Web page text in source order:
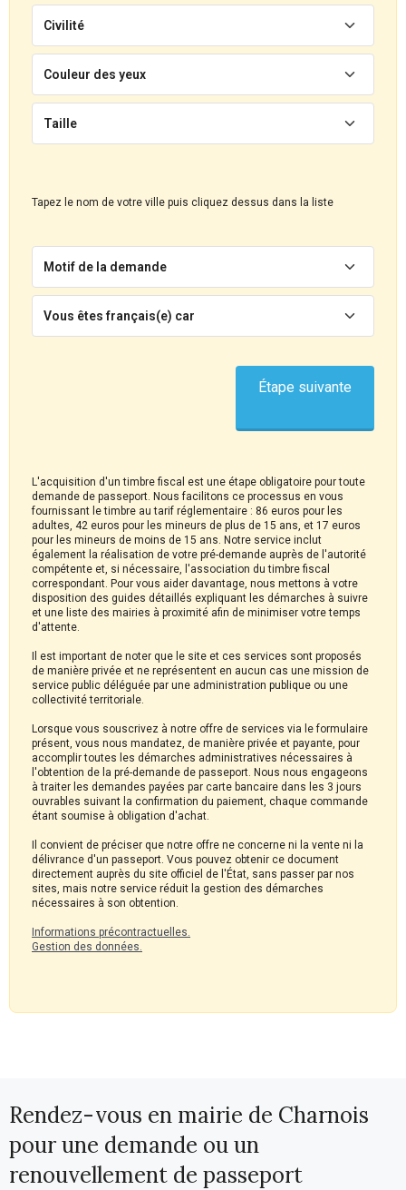
Civilité
Couleur des yeux
Taille
Tapez le nom de votre ville puis cliquez dessus dans la liste
Motif de la demande
Vous êtes français(e) car
L'acquisition d'un timbre fiscal est une étape obligatoire pour toute
demande de passeport. Nous facilitons ce processus en vous
fournissant le timbre au tarif réglementaire : 86 euros pour les
adultes, 42 euros pour les mineurs de plus de 15 ans, et 17 euros
pour les mineurs de moins de 15 ans. Notre service inclut
également la réalisation de votre pré-demande auprès de l'autorité
compétente et, si nécessaire, l'association du timbre fiscal
correspondant. Pour vous aider davantage, nous mettons à votre
disposition des guides détaillés expliquant les démarches à suivre
et une liste des mairies à proximité afin de minimiser votre temps
d'attente.
Il est important de noter que le site et ces services sont proposés
de manière privée et ne représentent en aucun cas une mission de
service public déléguée par une administration publique ou une
collectivité territoriale.
Lorsque vous souscrivez à notre offre de services via le formulaire
présent, vous nous mandatez, de manière privée et payante, pour
accomplir toutes les démarches administratives nécessaires à
l'obtention de la pré-demande de passeport. Nous nous engageons
à traiter les demandes payées par carte bancaire dans les 3 jours
ouvrables suivant la confirmation du paiement, chaque commande
étant soumise à obligation d'achat.
Il convient de préciser que notre offre ne concerne ni la vente ni la
délivrance d'un passeport. Vous pouvez obtenir ce document
directement auprès du site officiel de l'État, sans passer par nos
sites, mais notre service réduit la gestion des démarches
nécessaires à son obtention.
Informations précontractuelles.
Gestion des données.
Rendez-vous en mairie de Charnois
pour une demande ou un
renouvellement de passeport